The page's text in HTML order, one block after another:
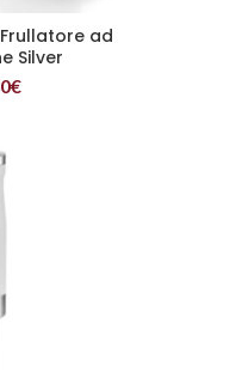
Frullatore ad
Silver
€